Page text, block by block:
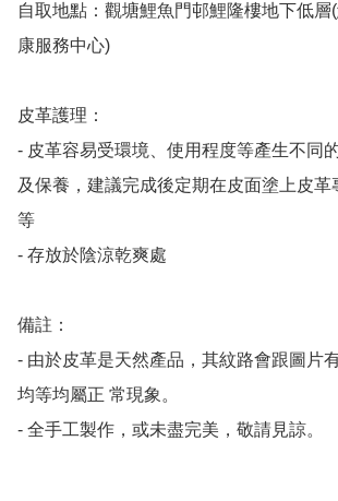
自取地點：觀塘鯉魚門邨鯉隆樓地下低層
康服務中心)
皮革護理：
- 皮革容易受環境、使用程度等產生不同
及保養，建議完成後定期在皮面塗上皮革
等
- 存放於陰涼乾爽處
備註：
- 由於皮革是天然產品，其紋路會跟圖片
均等均屬正 常現象。
- 全手工製作，或未盡完美，敬請見諒。